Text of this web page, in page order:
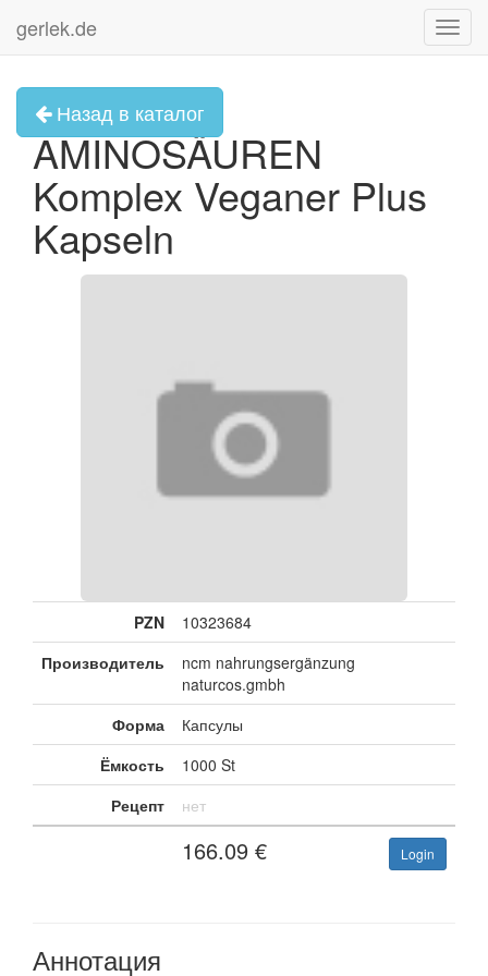
gerlek.de
Назад в каталог
AMINOSÄUREN
Komplex Veganer Plus
Kapseln
PZN
10323684
Производитель
ncm nahrungsergänzung
naturcos.gmbh
Форма
Капсулы
Ёмкость
1000 St
Рецепт
нет
166.09 € Login
Аннотация